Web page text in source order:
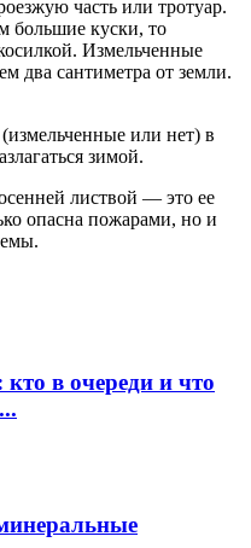
часть или тротуар.
большие куски, то
Измельченные
два сантиметра от земли.
или нет) в
зимой.
листвой — это ее
опасна пожарами, но и
в очереди и что